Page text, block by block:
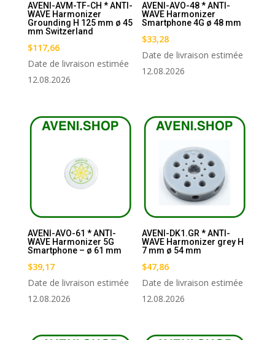
AVENI-AVM-TF-CH * ANTI-
WAVE Harmonizer
Grounding H 125 mm ø 45
mm Switzerland
$117,66
Date de livraison estimée
12.08.2026
AVENI-AVO-48 * ANTI-
WAVE Harmonizer
Smartphone 4G ø 48 mm
$33,28
Date de livraison estimée
12.08.2026
AVENI-AVO-61 * ANTI-
WAVE Harmonizer 5G
Smartphone – ø 61 mm
$39,17
Date de livraison estimée
12.08.2026
AVENI-DK1.GR * ANTI-
WAVE Harmonizer grey H
7 mm ø 54 mm
$47,86
Date de livraison estimée
12.08.2026